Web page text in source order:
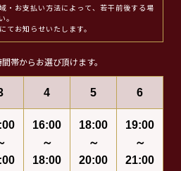
・お支払い方法によって、若干前後する場
。
てお知らせいたします。
帯からお選び頂けます。
4 5 6
16:00
～
18:00
18:00
～
20:00
19:00
～
21:00